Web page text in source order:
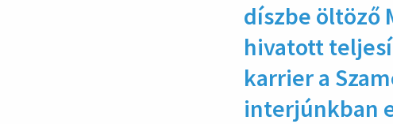
díszbe öltöző
hivatott
karrier a
interjúnkban